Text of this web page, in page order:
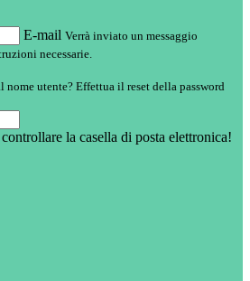
E-mail Verrà inviato un messaggio
necessarie.
nome utente? Effettua il reset della password
la casella di posta elettronica!